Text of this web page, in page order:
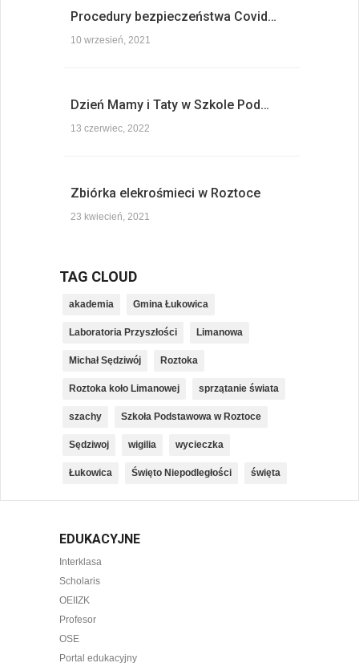
Procedury bezpieczeństwa Covid…
10 wrzesień, 2021
Dzień Mamy i Taty w Szkole Pod…
13 czerwiec, 2022
Zbiórka elekrośmieci w Roztoce
23 kwiecień, 2021
TAG CLOUD
akademia Gmina Łukowica
Laboratoria Przyszłości Limanowa
Michał Sędziwój Roztoka
Roztoka koło Limanowej sprzątanie świata
szachy Szkoła Podstawowa w Roztoce
Sędziwoj wigilia wycieczka
Łukowica Święto Niepodległości święta
EDUKACYJNE
Interklasa
Scholaris
OEIIZK
Profesor
OSE
Portal edukacyjny